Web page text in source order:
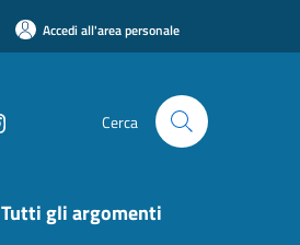
Accedi all'area personale
Cerca
Tutti gli argomenti